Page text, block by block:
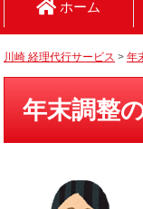
ホーム
川崎 経理代行サービス > 年
年末調整